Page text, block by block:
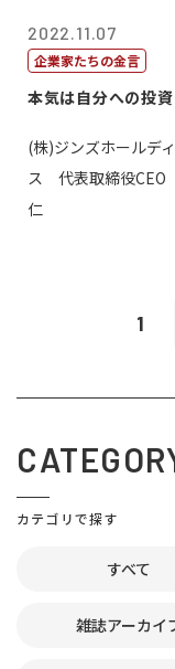
2022.11.07
企業家たちの金言
本気は自分への投資
(株)ジンズホールデ
ス 代表取締役
仁
1
カテゴリで探す
すべて
雑誌アーカイ